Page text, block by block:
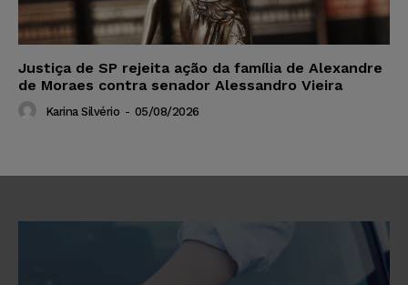
Justiça de SP rejeita ação da família de Alexandre
de Moraes contra senador Alessandro Vieira
Karina Silvério - 05/08/2026